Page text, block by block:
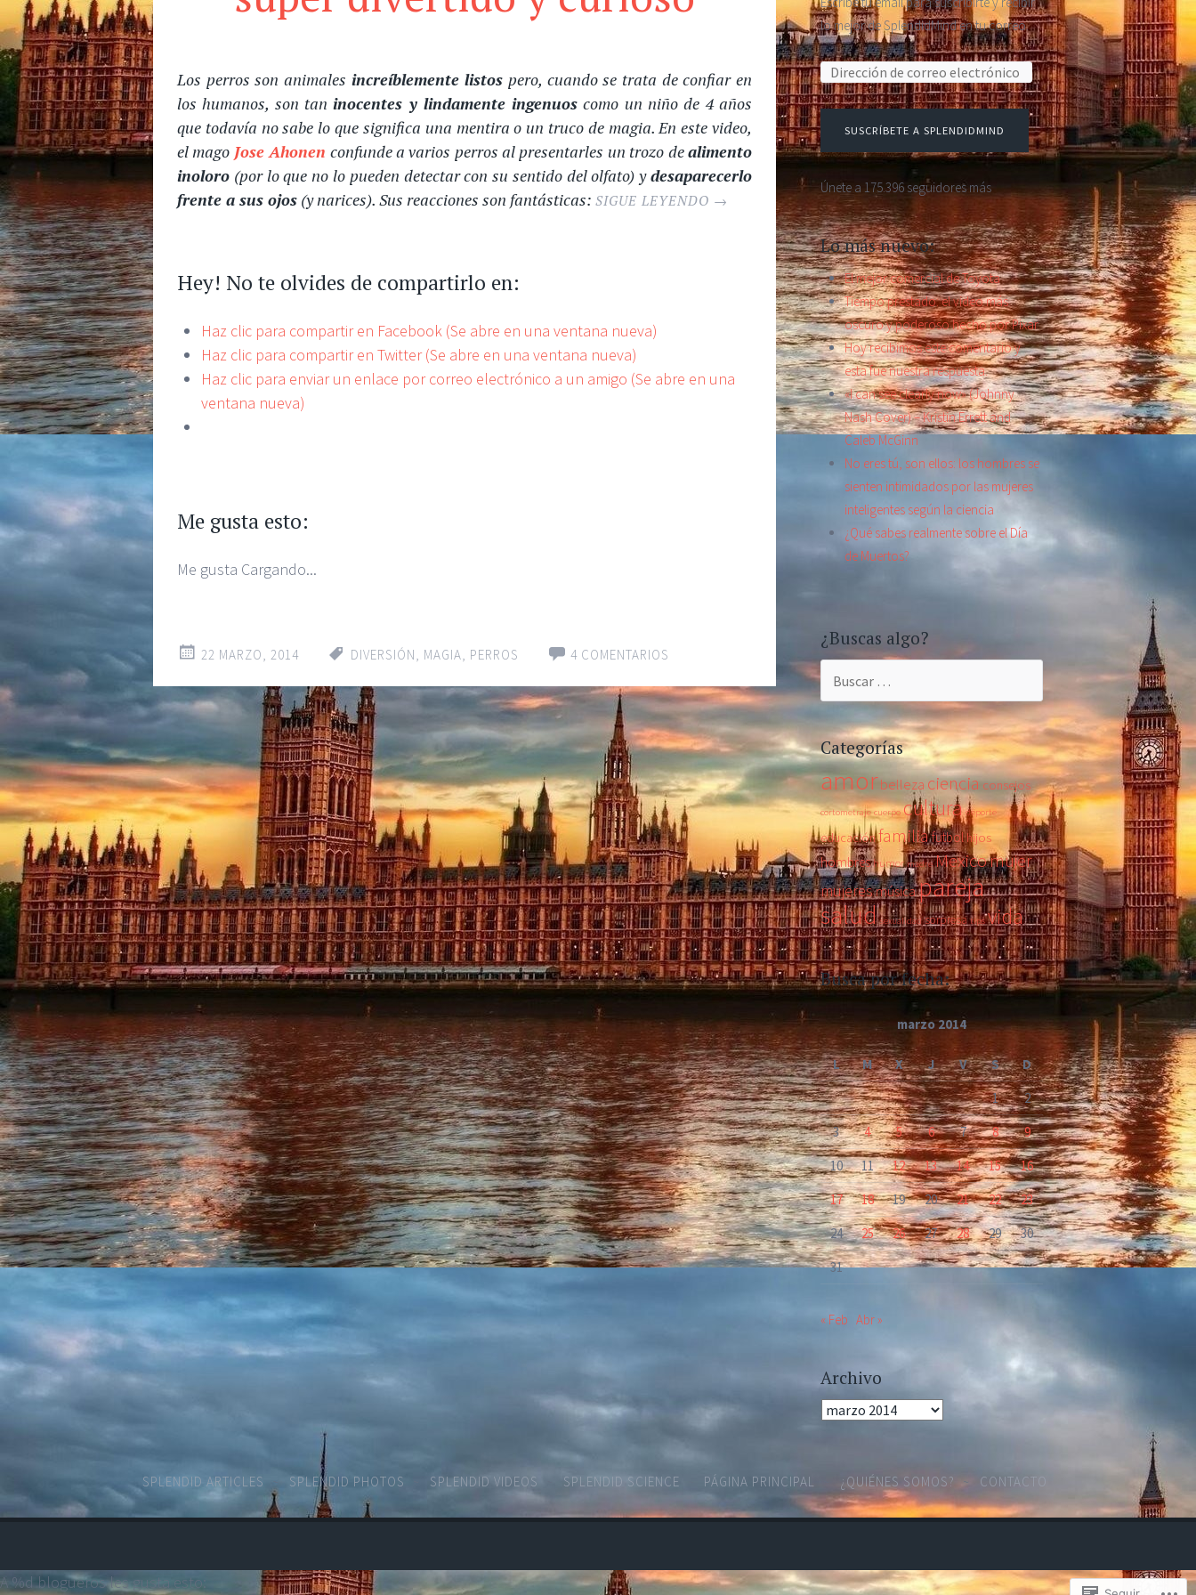
Los perros son animales increíblemente listos pero, cuando se trata de confiar en
los humanos, son taninocentes y lindamente ingenuos como un niño de 4 años
que todavía no sabe lo que significa una mentira o un truco de magia. En este video,
el mago Jose Ahonen confunde a varios perros al presentarles un trozo dealimento
inoloro (por lo que no lo pueden detectar con su sentido del olfato) ydesaparecerlo
frente a sus ojos (y narices). Sus reacciones son fantásticas: SIGUE LEYENDO →
Hey! No te olvides de compartirlo en:
Haz clic para compartir en Facebook (Se abre en una ventana nueva)
Haz clic para compartir en Twitter (Se abre en una ventana nueva)
Haz clic para enviar un enlace por correo electrónico a un amigo (Se abre en una
ventana nueva)
Me gusta esto:
Me gusta Cargando...
22 MARZO, 2014 DIVERSIÓN, MAGIA, PERROS 4 COMENTARIOS
lo mejor de SplendidMind en tu correo.
Dirección de correo electrónico:
SUSCRÍBETE A SPLENDIDMIND
Únete a 175.396 seguidores más
Lo más nuevo:
El mejor comercial de Toyota
Tiempo prestado: el video más
oscuro y poderoso hecho por Pixar
Hoy recibimos este comentario y
esta fue nuestra respuesta.
«I can see clearly now» (Johnny
Nash Cover) – Kristin Errett and
Caleb McGinn
No eres tú, son ellos: los hombres se
sienten intimidados por las mujeres
inteligentes según la ciencia
¿Qué sabes realmente sobre el Día
de Muertos?
¿Buscas algo?
Categorías
amor belleza ciencia consejos
cortometraje cuerpo cultura deporte
educaciónfamiliafutbol hijos
hombres humor madre Mexicomujer
mujeresmúsicapareja
salud sexualidad sorpresa tips vida
Busca por fecha:
marzo 2014
L M X J V S
D
1
2
3
4 5 6 7 8
9
10
11 12 13 14 15
16
17
18 19 20 21 22
23
24
25 26 27 28 29
30
31
« Feb Abr »
Archivo
Archivo
SPLENDID ARTICLES SPLENDID PHOTOS SPLENDID VIDEOS SPLENDID SCIENCE PÁGINA PRINCIPAL ¿QUIÉNES SOMOS? CONTACTO
A %dblogueros les gusta esto: